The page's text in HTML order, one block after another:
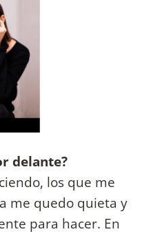
delante?
los que me
me quedo quieta y
para hacer. En